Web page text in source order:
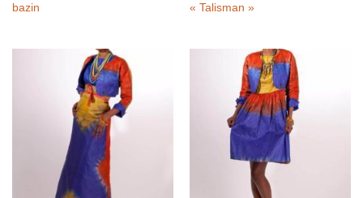
bazin
« Talisman »